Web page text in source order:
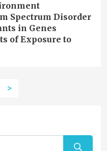
Spectrum Disorder
in Genes
of Exposure to
>